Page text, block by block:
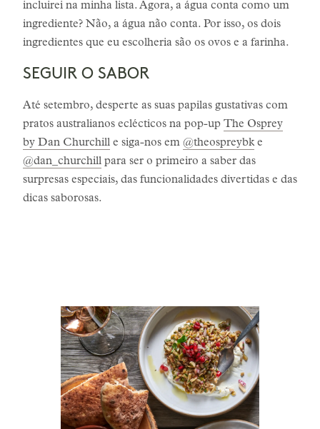
incluirei na minha lista. Agora, a água conta como um
ingrediente? Não, a água não conta. Por isso, os dois
ingredientes que eu escolheria são os ovos e a farinha.
SEGUIR O SABOR
Até setembro, desperte as suas papilas gustativas com
pratos australianos eclécticos na pop-up The Osprey
by Dan Churchill e siga-nos em @theospreybke
@dan_churchill para ser o primeiro a saber das
surpresas especiais, das funcionalidades divertidas e das
dicas saborosas.